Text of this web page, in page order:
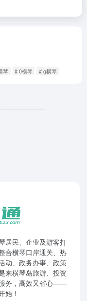
琴 # 0横琴 # g横琴
居民、企业及游客打
合横琴口岸通关、热
动、政务办事、政策
来横琴岛旅游、投资
务，高效又省心——
始！